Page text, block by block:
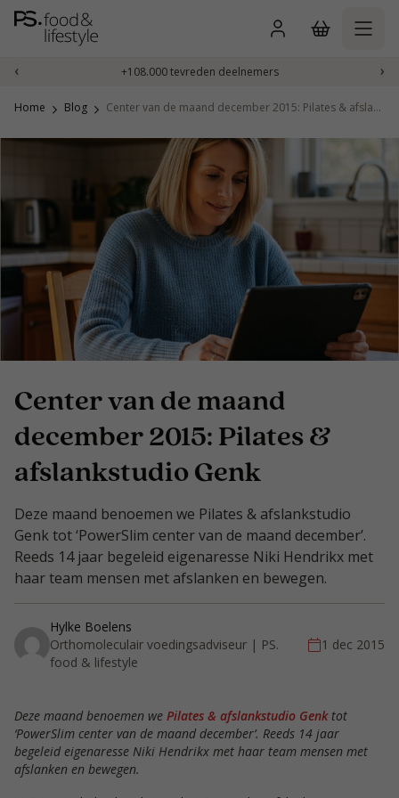
Naar
inhoud
‹ +108.000 tevreden deelnemers ›
Home Blog Center van de maand december 2015: Pilates & afslankstudio Genk
Center van de maand
december 2015: Pilates &
afslankstudio Genk
Deze maand benoemen we Pilates & afslankstudio
Genk tot ‘PowerSlim center van de maand december’.
Reeds 14 jaar begeleid eigenaresse Niki Hendrikx met
haar team mensen met afslanken en bewegen.
Hylke Boelens
Orthomoleculair voedingsadviseur | PS.
food & lifestyle
1 dec 2015
Deze maand benoemen we Pilates & afslankstudio Genktot
‘PowerSlim center van de maand december’. Reeds 14 jaar
begeleid eigenaresse Niki Hendrikx met haar team mensen met
afslanken en bewegen.